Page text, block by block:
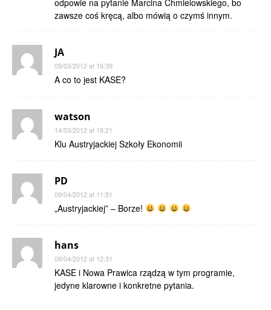
odpowie na pytanie Marcina Chmielowskiego, bo
zawsze coś kręcą, albo mówią o czymś innym.
JA
09/03/2012 at 16:39
A co to jest KASE?
watson
14/03/2012 at 18:21
Klu Austryjackiej Szkoły Ekonomii
PD
09/04/2012 at 11:51
„Austryjackiej” – Borze!
hans
09/04/2012 at 12:31
KASE i Nowa Prawica rządzą w tym programie,
jedyne klarowne i konkretne pytania.